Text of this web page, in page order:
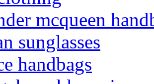
mcqueen
sunglasses
handbags